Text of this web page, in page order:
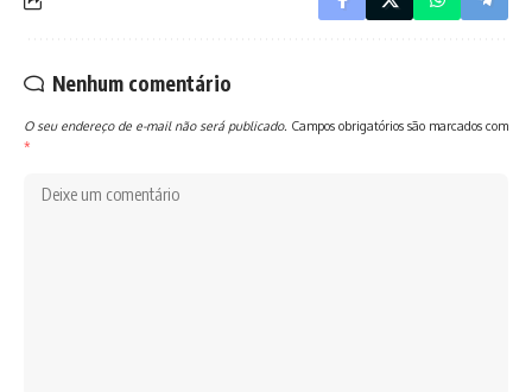
Nenhum comentário
O seu endereço de e-mail não será publicado. Campos obrigatórios são marcados com
*